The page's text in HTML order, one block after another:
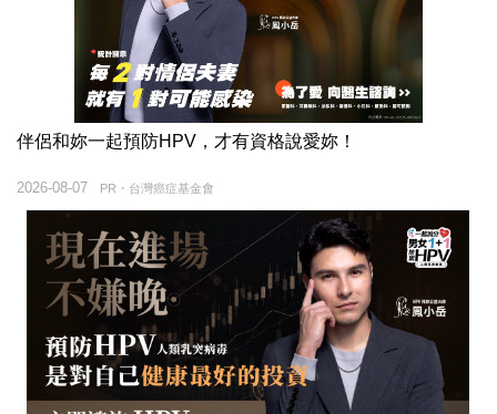
伴侶和妳一起預防HPV，才有資格說愛妳！
PR・台灣癌症基金會
2026-08-07